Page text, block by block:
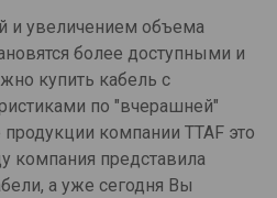
и увеличением объема
более доступными и
купить кабель с
по "вчерашней"
компании TTAF это
компания представила
а уже сегодня Вы